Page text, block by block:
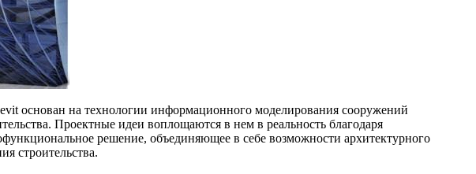
основан на технологии информационного моделирования сооружений
Проектные идеи воплощаются в нем в реальность благодаря
решение, объединяющее в себе возможности архитектурного
строительства.